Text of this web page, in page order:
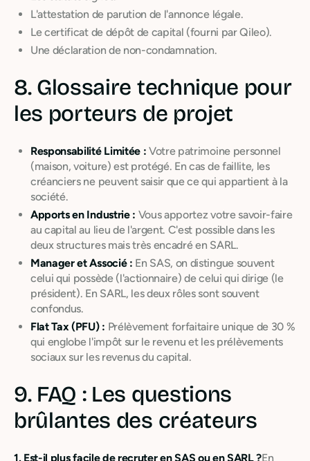
L'attestation de parution de l'annonce légale.
Le certificat de dépôt de capital (fourni par Qileo).
Une déclaration de non-condamnation.
8. Glossaire technique pour
les porteurs de projet
Responsabilité Limitée : Votre patrimoine personnel
(maison, voiture) est protégé. En cas de faillite, les
créanciers ne peuvent saisir que ce qui appartient à la
société.
Apports en Industrie : Vous apportez votre savoir-faire
au capital au lieu de l'argent. C'est possible dans les
deux structures mais très encadré en SARL.
Manager et Associé : En SAS, on distingue souvent
celui qui possède (l'actionnaire) de celui qui dirige (le
président). En SARL, les deux rôles sont souvent
confondus.
Flat Tax (PFU) : Prélèvement forfaitaire unique de 30 %
qui englobe l'impôt sur le revenu et les prélèvements
sociaux sur les revenus du capital.
9. FAQ : Les questions
brûlantes des créateurs
1. Est-il plus facile de recruter en SAS ou en SARL ?En